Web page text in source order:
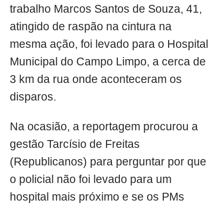
trabalho Marcos Santos de Souza, 41,
atingido de raspão na cintura na
mesma ação, foi levado para o Hospital
Municipal do Campo Limpo, a cerca de
3 km da rua onde aconteceram os
disparos.
Na ocasião, a reportagem procurou a
gestão Tarcísio de Freitas
(Republicanos) para perguntar por que
o policial não foi levado para um
hospital mais próximo e se os PMs